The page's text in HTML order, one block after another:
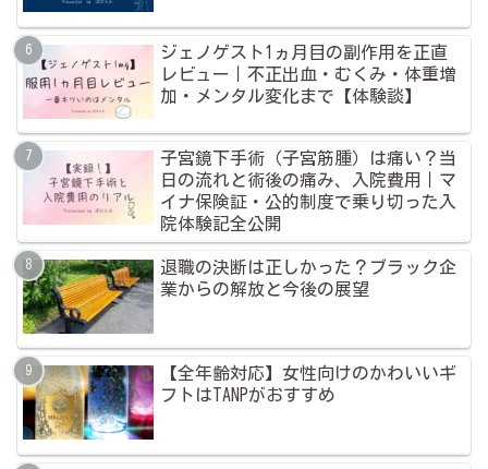
ジェノゲスト1ヵ月目の副作用を正直
レビュー｜不正出血・むくみ・体重増
加・メンタル変化まで【体験談】
子宮鏡下手術（子宮筋腫）は痛い？当
日の流れと術後の痛み、入院費用｜マ
イナ保険証・公的制度で乗り切った入
院体験記全公開
退職の決断は正しかった？ブラック企
業からの解放と今後の展望
【全年齢対応】女性向けのかわいいギ
フトはTANPがおすすめ